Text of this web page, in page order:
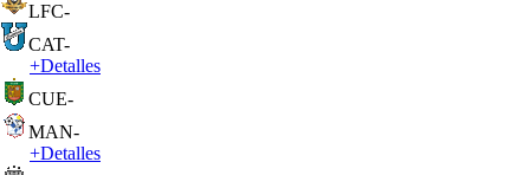
LFC-
CAT-
+Detalles
CUE-
MAN-
+Detalles